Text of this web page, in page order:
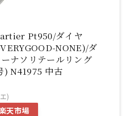
Pt950/ダイヤ
NONE)/ダ
ナソリテールリング
) N41975 中古
)
天市場